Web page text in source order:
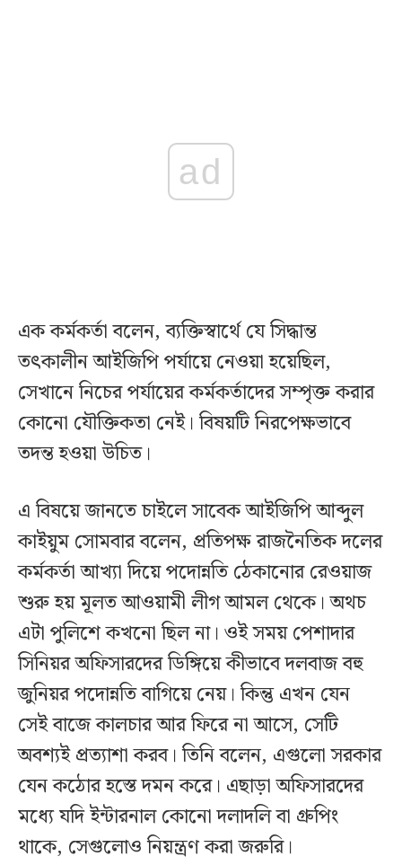
ad
এক কর্মকর্তা বলেন, ব্যক্তিস্বার্থে যে সিদ্ধান্ত
তৎকালীন আইজিপি পর্যায়ে নেওয়া হয়েছিল,
সেখানে নিচের পর্যায়ের কর্মকর্তাদের সম্পৃক্ত করার
কোনো যৌক্তিকতা নেই। বিষয়টি নিরপেক্ষভাবে
তদন্ত হওয়া উচিত।
এ বিষয়ে জানতে চাইলে সাবেক আইজিপি আব্দুল
কাইয়ুম সোমবার বলেন, প্রতিপক্ষ রাজনৈতিক দলের
কর্মকর্তা আখ্যা দিয়ে পদোন্নতি ঠেকানোর রেওয়াজ
শুরু হয় মূলত আওয়ামী লীগ আমল থেকে। অথচ
এটা পুলিশে কখনো ছিল না। ওই সময় পেশাদার
সিনিয়র অফিসারদের ডিঙ্গিয়ে কীভাবে দলবাজ বহু
জুনিয়র পদোন্নতি বাগিয়ে নেয়। কিন্তু এখন যেন
সেই বাজে কালচার আর ফিরে না আসে, সেটি
অবশ্যই প্রত্যাশা করব। তিনি বলেন, এগুলো সরকার
যেন কঠোর হস্তে দমন করে। এছাড়া অফিসারদের
মধ্যে যদি ইন্টারনাল কোনো দলাদলি বা গ্রুপিং
থাকে, সেগুলোও নিয়ন্ত্রণ করা জরুরি।